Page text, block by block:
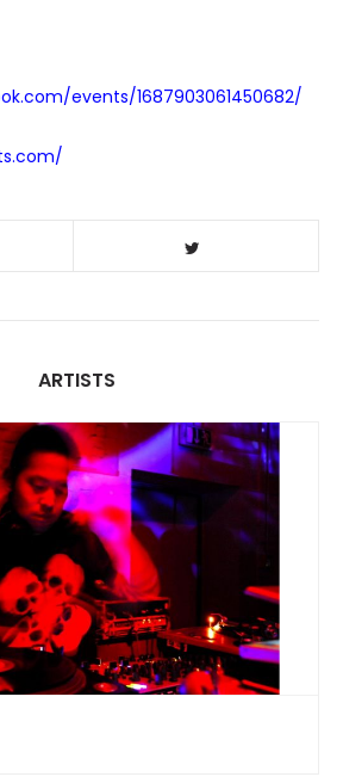
events/1687903061450682/
ARTISTS